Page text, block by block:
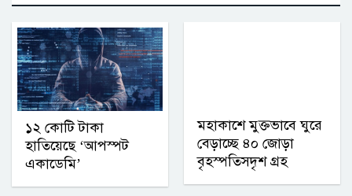
১২ কোটি টাকা
হাতিয়েছে ‘আপস্পট
একাডেমি’
মহাকাশে মুক্তভাবে ঘুরে
বেড়াচ্ছে ৪০ জোড়া
বৃহস্পতিসদৃশ গ্রহ